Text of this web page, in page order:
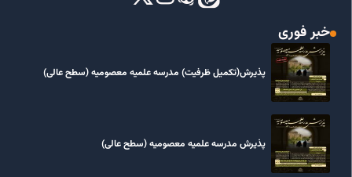
خبر فوری
پذیرش(تکمیل ظرفیت) مدرسه علمیه معصومیه‌ (سطح عالی)
پذیرش مدرسه علمیه معصومیه‌ (سطح عالی)